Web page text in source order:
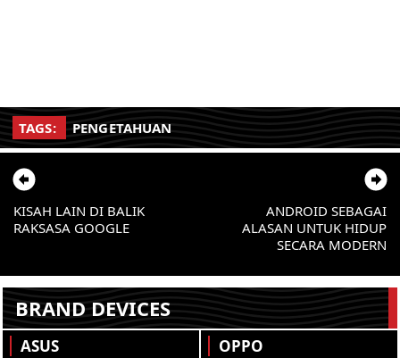
TAGS: PENGETAHUAN
ANDROID SEBAGAI
ALASAN UNTUK HIDUP
SECARA MODERN
KISAH LAIN DI BALIK
RAKSASA GOOGLE
BRAND DEVICES
ASUS
OPPO